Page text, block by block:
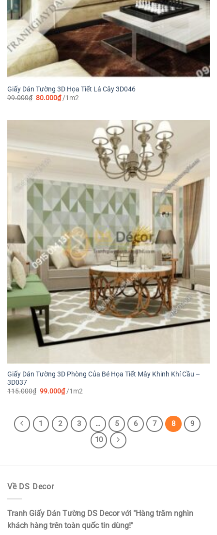
Giấy Dán Tường 3D Họa Tiết Lá Cây 3D046
99.000₫ Giá
80.000₫Giá
hiện
80.000₫.
/1m2
Giấy Dán Tường 3D Phòng Của Bé Họa Tiết Mây Khinh Khí Cầu –
3D037
115.000₫ Giá
99.000₫Giá
hiện
99.000₫.
/1m2
1 2 3 … 5 6 7 8
9
10
Về DS Decor
Tranh Giấy Dán Tường DS Decor với "Hàng trăm nghìn
khách hàng trên toàn quốc tin dùng!"